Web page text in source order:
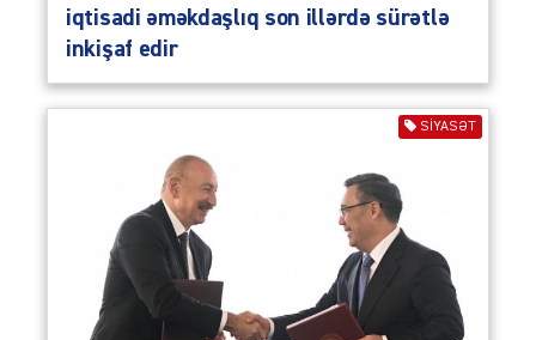
iqtisadi əməkdaşlıq son illərdə sürətlə
inkişaf edir
SIYASƏT